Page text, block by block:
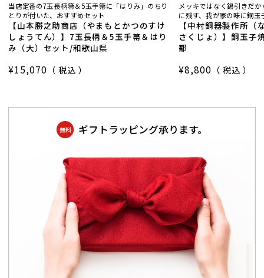
当店定番の7玉長柄箒＆5玉手箒に「はりみ」のちり
とりが付いた、おすすめセット
【山本勝之助商店（やまもとかつのすけ
しょうてん）】7玉長柄＆5玉手箒＆はり
み（大）セット/和歌山県
¥15,070 税込
メッキではなく錫引きだ
に残す、我が家の味に
【中村銅器製作所（
さくじょ）】銅玉
都
¥8,800 税込
無料 ギフトラッピング承ります。